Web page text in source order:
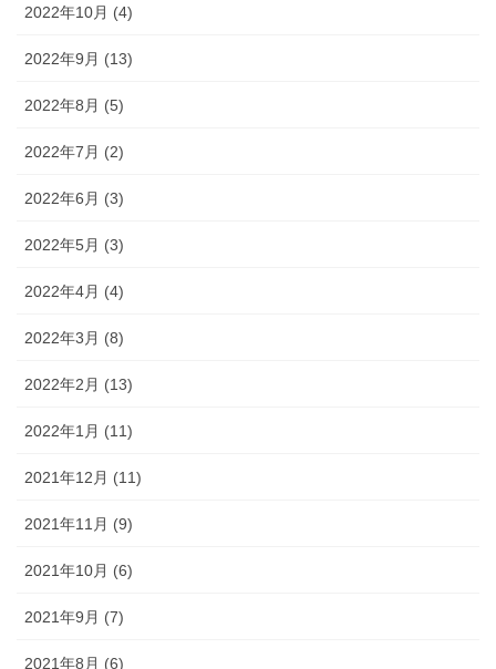
2022年10月 (4)
2022年9月 (13)
2022年8月 (5)
2022年7月 (2)
2022年6月 (3)
2022年5月 (3)
2022年4月 (4)
2022年3月 (8)
2022年2月 (13)
2022年1月 (11)
2021年12月 (11)
2021年11月 (9)
2021年10月 (6)
2021年9月 (7)
2021年8月 (6)